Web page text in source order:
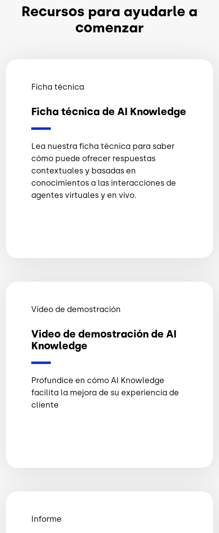
Recursos para ayudarle a
comenzar
Ficha técnica
Ficha técnica de AI Knowledge
Lea nuestra ficha técnica para saber
cómo puede ofrecer respuestas
contextuales y basadas en
conocimientos a las interacciones de
agentes virtuales y en vivo.
Video de demostración
Video de demostración de AI
Knowledge
Profundice en cómo AI Knowledge
facilita la mejora de su experiencia de
cliente
Informe